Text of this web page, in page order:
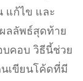
แก้ไข และ
ลลัพธ์สุดท้าย
บคอบ วิธีนี้ช่วย
เขียนโค้ดที่มี